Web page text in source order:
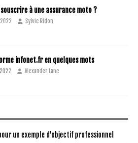
souscrire à une assurance moto ?
Sylvie Ridon
infonet.fr en quelques mots
Alexander Lane
un exemple d’objectif professionnel